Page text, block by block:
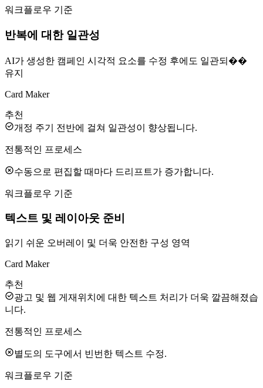
워크플로우 기준
반복에 대한 일관성
AI가 생성한 캠페인 시각적 요소를 수정 후에도 일관되��
유지
Card Maker
추천
개정 주기 전반에 걸쳐 일관성이 향상됩니다.
전통적인 프로세스
수동으로 편집할 때마다 드리프트가 증가합니다.
워크플로우 기준
텍스트 및 레이아웃 준비
읽기 쉬운 오버레이 및 더욱 안전한 구성 영역
Card Maker
추천
광고 및 웹 게재위치에 대한 텍스트 처리가 더욱 깔끔해졌습
니다.
전통적인 프로세스
별도의 도구에서 빈번한 텍스트 수정.
워크플로우 기준